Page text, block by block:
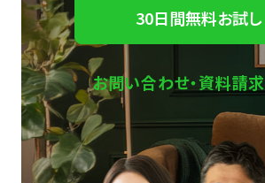
30日間無料お試し
お問い合わせ・資料請求